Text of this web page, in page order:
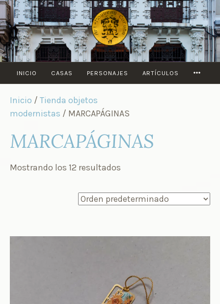
Saltar
al
contenido
INICIO CASAS PERSONAJES ARTÍCULOS
Inicio / Tienda objetos
modernistas / MARCAPÁGINAS
MARCAPÁGINAS
Mostrando los 12 resultados